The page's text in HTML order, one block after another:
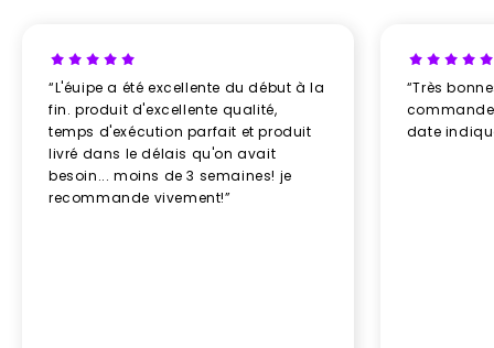
“L'éuipe a été excellente du début à la
fin. produit d'excellente qualité,
temps d'exécution parfait et produit
livré dans le délais qu'on avait
besoin... moins de 3 semaines! je
recommande vivement!”
“Très
date